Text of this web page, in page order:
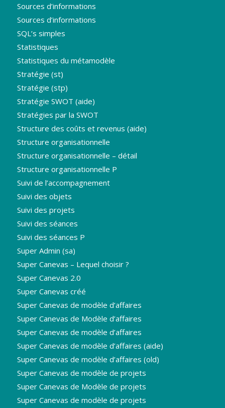
Sources d’informations
Sources d’informations
SQL’s simples
Statistiques
Statistiques du métamodèle
Stratégie (st)
Stratégie (stp)
Stratégie SWOT (aide)
Stratégies par la SWOT
Structure des coûts et revenus (aide)
Structure organisationnelle
Structure organisationnelle – détail
Structure organisationnelle P
Suivi de l’accompagnement
Suivi des objets
Suivi des projets
Suivi des séances
Suivi des séances P
Super Admin (sa)
Super Canevas – Lequel choisir ?
Super Canevas 2.0
Super Canevas créé
Super Canevas de modèle d’affaires
Super Canevas de Modèle d’affaires
Super Canevas de modèle d’affaires
Super Canevas de modèle d’affaires (aide)
Super Canevas de modèle d’affaires (old)
Super Canevas de modèle de projets
Super Canevas de Modèle de projets
Super Canevas de modèle de projets